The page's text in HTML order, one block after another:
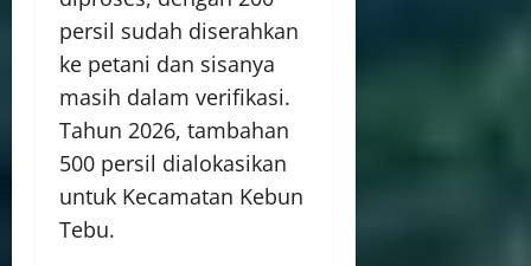
persil sudah diserahkan
ke petani dan sisanya
masih dalam verifikasi.
Tahun 2026, tambahan
500 persil dialokasikan
untuk Kecamatan Kebun
Tebu.